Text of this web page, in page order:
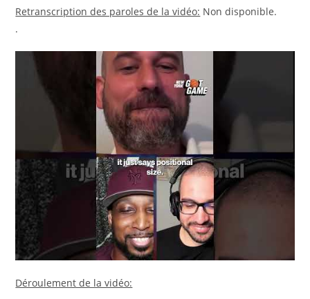
Retranscription des paroles de la vidéo: Non disponible.
.
Déroulement de la vidéo: